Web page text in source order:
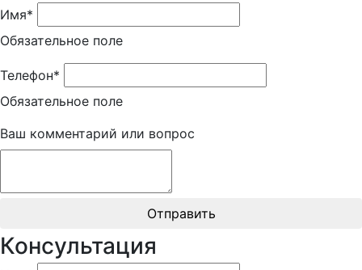
Имя*
Обязательное поле
Телефон*
Обязательное поле
Ваш комментарий или вопрос
Отправить
Консультация